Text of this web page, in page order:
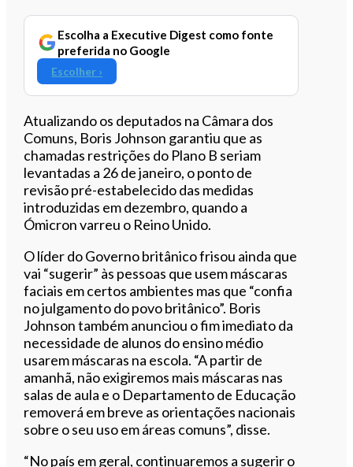
Escolha a Executive Digest como fonte
preferida no Google
Escolher ›
Atualizando os deputados na Câmara dos
Comuns, Boris Johnson garantiu que as
chamadas restrições do Plano B seriam
levantadas a 26 de janeiro, o ponto de
revisão pré-estabelecido das medidas
introduzidas em dezembro, quando a
Ómicron varreu o Reino Unido.
O líder do Governo britânico frisou ainda que
vai “sugerir” às pessoas que usem máscaras
faciais em certos ambientes mas que “confia
no julgamento do povo britânico”. Boris
Johnson também anunciou o fim imediato da
necessidade de alunos do ensino médio
usarem máscaras na escola. “A partir de
amanhã, não exigiremos mais máscaras nas
salas de aula e o Departamento de Educação
removerá em breve as orientações nacionais
sobre o seu uso em áreas comuns”, disse.
“No país em geral, continuaremos a sugerir o